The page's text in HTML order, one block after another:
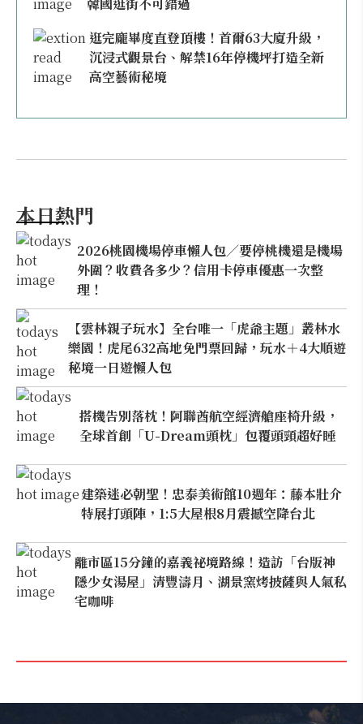
逛完龐畢度直登頂樓！首爾63大廈升級，
沉浸式觀景台、解禁16年停機坪打造全新
高空藝術秘境
本日熱門
2026桃園機場停車懶人包／要停桃機還是機場
外圍？收費各多少？信用卡停車優惠一次整
理！
【雲林親子玩水】全台唯一「虎爺主題」叢林水
樂園！虎尾632高地免門票回歸，玩水＋4大順遊
秘境一日遊懶人包
搭機告別落枕！阿聯酋航空經濟艙座椅升級，
全球首創「U-Dream頭枕」包覆頭頸超好睡
建築迷必朝聖！忠泰美術館10週年：藤本壯介
特展打頭陣，1:5大屋根8月震撼空降台北
離市區15分鐘的嘉義祕境路線！造訪「台版神
隱少女湯屋」清豐濤月、湖景窯烤披薩與人氣私
宅咖啡